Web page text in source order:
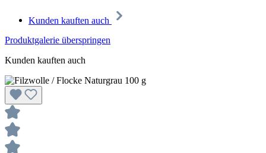
Kunden kauften auch
Produktgalerie überspringen
Kunden kauften auch